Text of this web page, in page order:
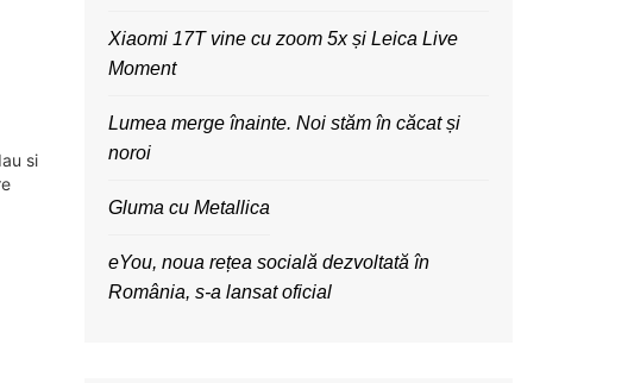
si
Xiaomi 17T vine cu zoom 5x și Leica Live
Moment
Lumea merge înainte. Noi stăm în căcat și
noroi
Gluma cu Metallica
eYou, noua rețea socială dezvoltată în
România, s-a lansat oficial